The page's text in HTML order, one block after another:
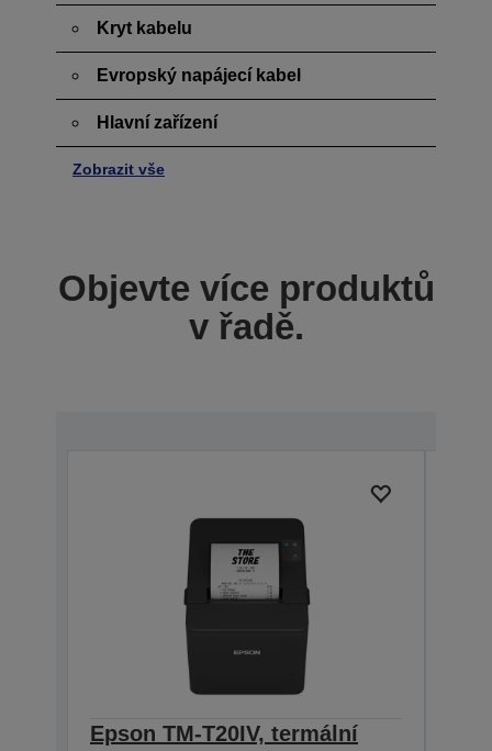
Kryt kabelu
Evropský napájecí kabel
Hlavní zařízení
Zobrazit vše
Objevte více produktů
v řadě.
Epson TM-T20IV, termální